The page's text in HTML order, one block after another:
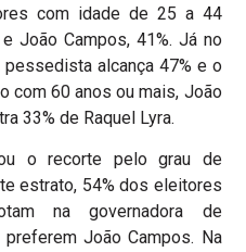
com idade de 25 a 44
João Campos, 41%. Já no
alcança 47% e o
com 60 anos ou mais, João
33% de Raquel Lyra.
o recorte pelo grau de
estrato, 54% dos eleitores
na governadora de
preferem João Campos. Na